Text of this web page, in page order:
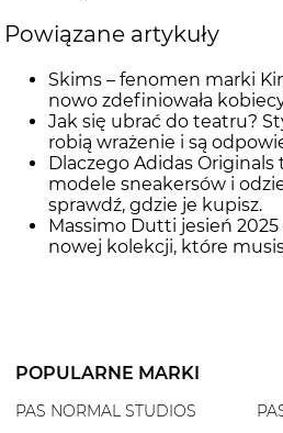
Powiązane artykuły
Skims – fenomen marki
nowo zdefiniowała
Jak się ubrać do teatru?
robią wrażenie i są
Dlaczego Adidas
modele sneakersów i
sprawdź, gdzie je kupisz.
Massimo Dutti jesień 2025
nowej kolekcji, które
POPULARNE MARKI
PAS NORMAL STUDIOS